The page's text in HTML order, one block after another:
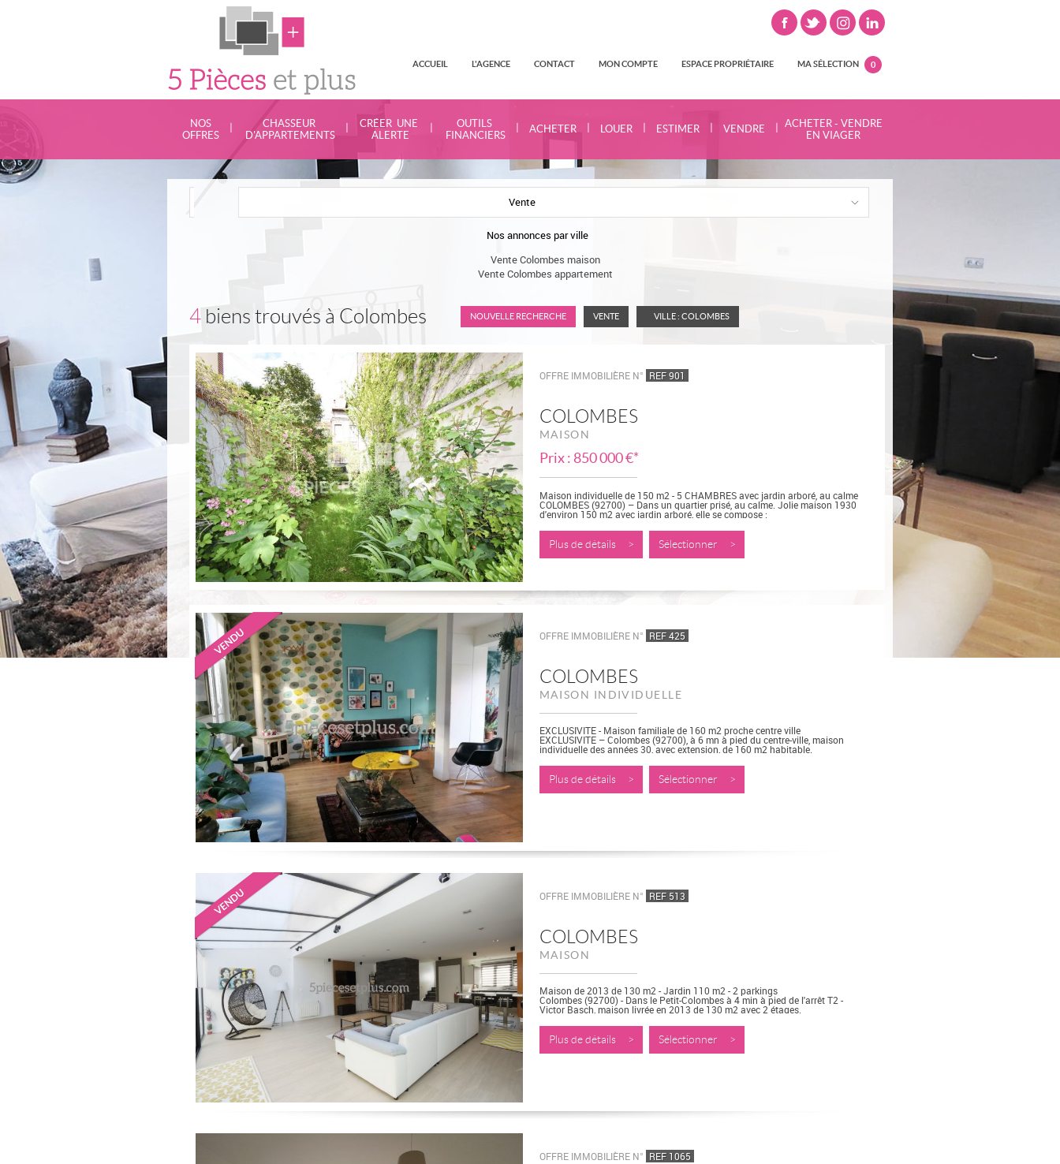
ACCUEIL L'AGENCE CONTACT MON COMPTE ESPACE PROPRIÉTAIRE MA SÉLECTION 0
NOS
OFFRES
CHASSEUR
D'APPARTEMENTS
CRÉER UNE
ALERTE
OUTILS
FINANCIERS
ACHETER LOUER ESTIMER VENDRE
ACHETER - VENDRE
EN VIAGER
Vente
Nos annonces par ville
Vente Colombes maison
Vente Colombes appartement
4biens trouvés à Colombes NOUVELLE RECHERCHE VENTE VILLE : COLOMBES
OFFRE IMMOBILIÈRE N° REF 901
COLOMBES
MAISON
Prix : 850 000 €*
Maison individuelle de 150 m2 - 5 CHAMBRES avec jardin arboré, au calme
COLOMBES (92700) – Dans un quartier prisé, au calme. Jolie maison 1930
d'environ 150 m2 avec jardin arboré, elle se compose :
Plus de détails > Sélectionner >
OFFRE IMMOBILIÈRE N° REF 425
COLOMBES
MAISON INDIVIDUELLE
EXCLUSIVITE - Maison familiale de 160 m2 proche centre ville
EXCLUSIVITE – Colombes (92700), à 6 mn à pied du centre-ville, maison
individuelle des années 30, avec extension, de 160 m2 habitable.
Elle se...
Plus de détails > Sélectionner >
OFFRE IMMOBILIÈRE N° REF 513
COLOMBES
MAISON
Maison de 2013 de 130 m2 - Jardin 110 m2 - 2 parkings
Colombes (92700) - Dans le Petit-Colombes à 4 min à pied de l'arrêt T2 -
Victor Basch, maison livrée en 2013 de 130 m2 avec 2 étages.
Plus de détails > Sélectionner >
OFFRE IMMOBILIÈRE N° REF 1065